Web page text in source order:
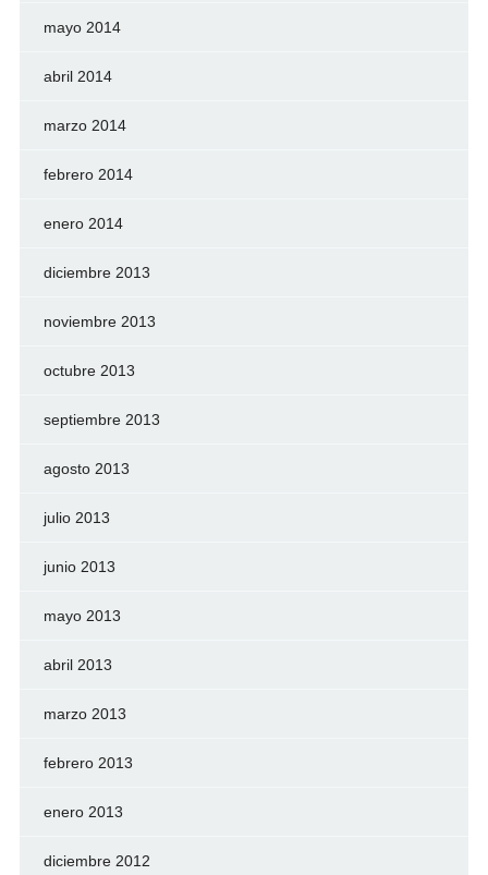
mayo 2014
abril 2014
marzo 2014
febrero 2014
enero 2014
diciembre 2013
noviembre 2013
octubre 2013
septiembre 2013
agosto 2013
julio 2013
junio 2013
mayo 2013
abril 2013
marzo 2013
febrero 2013
enero 2013
diciembre 2012